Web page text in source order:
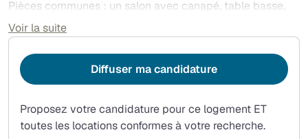
Pièces communes : un salon avec canapé, table basse,
télévision et sa box, une cuisine neuve toute équipée (y/c
lave-linge séchant) avec ilot et tabourets, une salle de
bains avec WC.
Vous n'avez qu'à venir avec vos affaires !
forfait de 100€ incluant toutes les charges (eau,
chauffage, électricité, internet (fibre), charges de
Voir la suite
Proposez votre candidature pour ce logement ET
toutes les locations conformes à votre recherche.
Diffuser ma candidature